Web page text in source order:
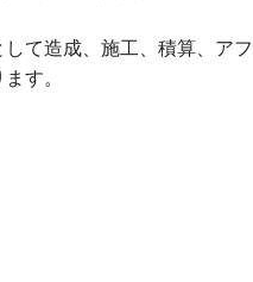
て造成、施工、積算、アフ
す。